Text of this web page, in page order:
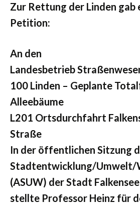
Zur Rettung der Linden gab
Petition:
An den
Landesbetrieb
100 Linden – Geplante
Alleebäume
L201 Ortsdurchfahrt
Straße
In der öffentlichen Sitzung
Stadtentwicklung/
(ASUW) der Stadt
stellte Professor Heinz für